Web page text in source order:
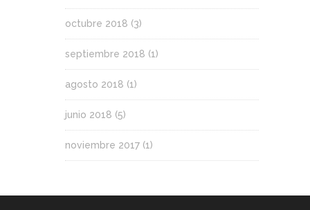
octubre 2018 (3)
septiembre 2018 (1)
agosto 2018 (1)
junio 2018 (5)
noviembre 2017 (1)